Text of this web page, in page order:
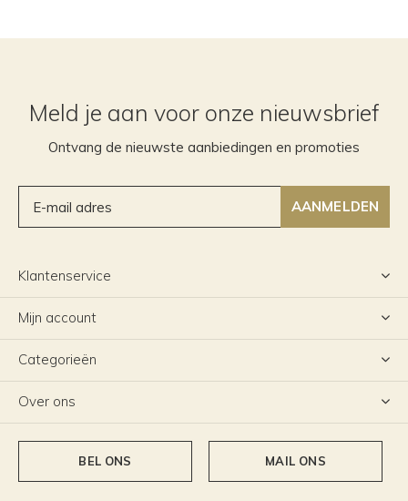
Meld je aan voor onze nieuwsbrief
Ontvang de nieuwste aanbiedingen en promoties
AANMELDEN
Klantenservice
Mijn account
Categorieën
Over ons
BEL ONS MAIL ONS